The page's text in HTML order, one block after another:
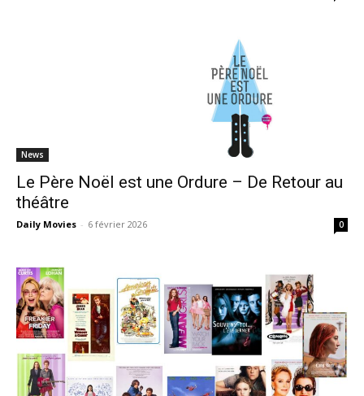
News
Le Père Noël est une Ordure – De Retour au
théâtre
Daily Movies - 6 février 2026 0